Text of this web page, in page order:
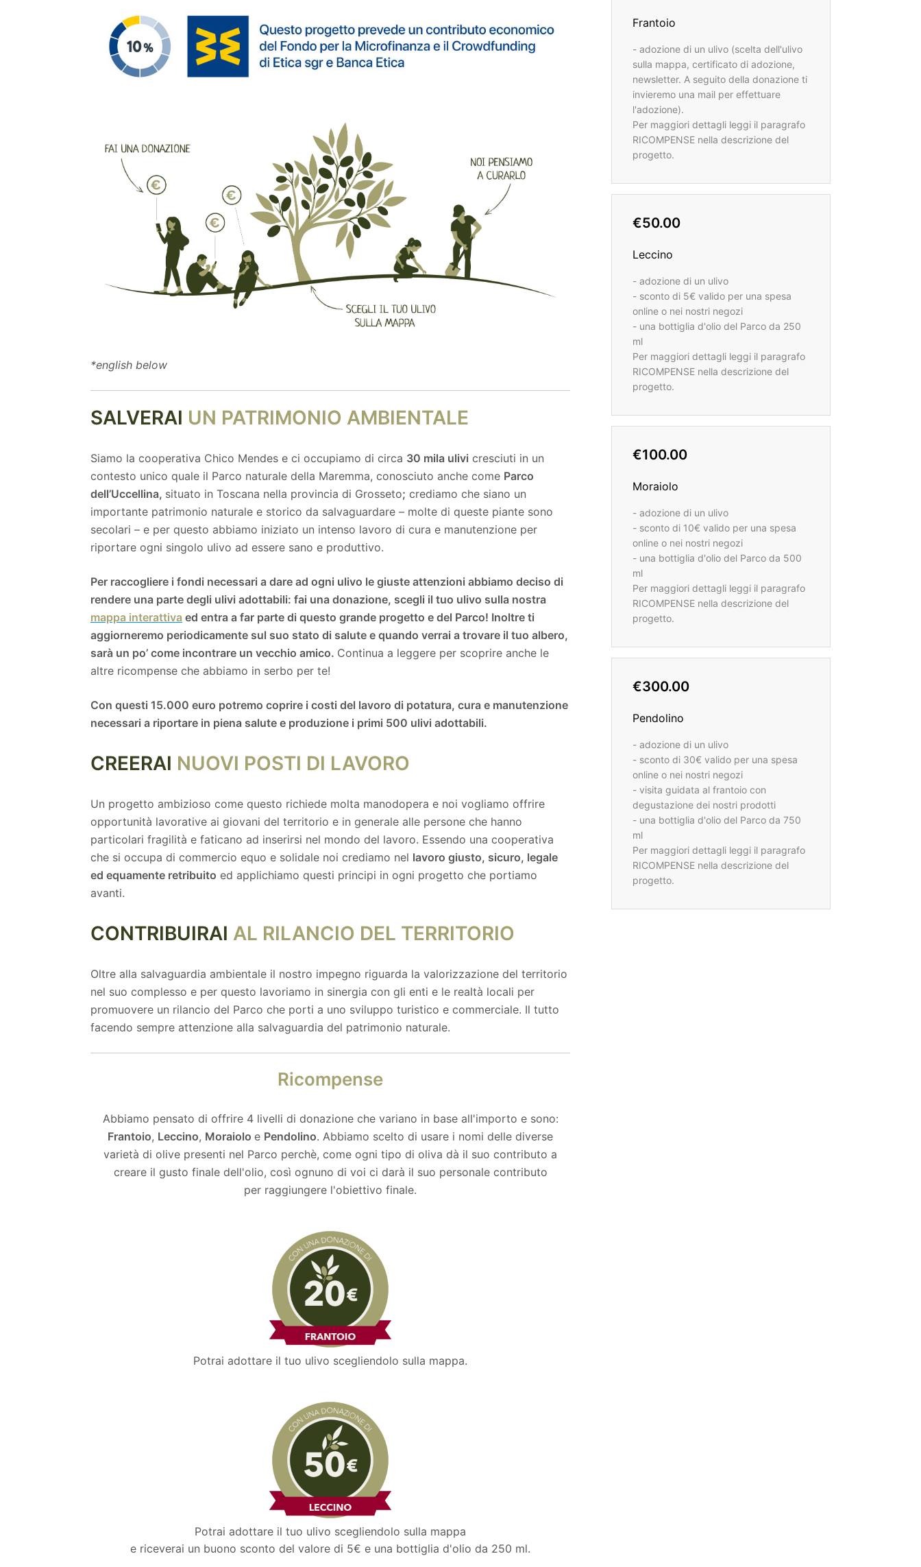
*english below
SALVERAI UN PATRIMONIO AMBIENTALE
Siamo la cooperativa Chico Mendes e ci occupiamo di circa 30 mila ulivi cresciuti in un
contesto unico quale il Parco naturale della Maremma, conosciuto anche come Parco
dell’Uccellina, situato in Toscana nella provincia di Grosseto; crediamo che siano un
importante patrimonio naturale e storico da salvaguardare – molte di queste piante sono
secolari – e per questo abbiamo iniziato un intenso lavoro di cura e manutenzione per
riportare ogni singolo ulivo ad essere sano e produttivo.
Per raccogliere i fondi necessari a dare ad ogni ulivo le giuste attenzioni abbiamo deciso di
rendere una parte degli ulivi adottabili: fai una donazione, scegli il tuo ulivo sulla nostra
mappa interattiva ed entra a far parte di questo grande progetto e del Parco! Inoltre ti
aggiorneremo periodicamente sul suo stato di salute e quando verrai a trovare il tuo albero,
sarà un po’ come incontrare un vecchio amico. Continua a leggere per scoprire anche le
altre ricompense che abbiamo in serbo per te!
Con questi 15.000 euro potremo coprire i costi del lavoro di potatura, cura e manutenzione
necessari a riportare in piena salute e produzione i primi 500 ulivi adottabili.
CREERAI NUOVI POSTI DI LAVORO
Un progetto ambizioso come questo richiede molta manodopera e noi vogliamo offrire
opportunità lavorative ai giovani del territorio e in generale alle persone che hanno
particolari fragilità e faticano ad inserirsi nel mondo del lavoro. Essendo una cooperativa
che si occupa di commercio equo e solidale noi crediamo nel lavoro giusto, sicuro, legale
ed equamente retribuito ed applichiamo questi principi in ogni progetto che portiamo
avanti.
CONTRIBUIRAI AL RILANCIO DEL TERRITORIO
Oltre alla salvaguardia ambientale il nostro impegno riguarda la valorizzazione del territorio
nel suo complesso e per questo lavoriamo in sinergia con gli enti e le realtà locali per
promuovere un rilancio del Parco che porti a uno sviluppo turistico e commerciale. Il tutto
facendo sempre attenzione alla salvaguardia del patrimonio naturale.
Ricompense
Abbiamo pensato di offrire 4 livelli di donazione che variano in base all'importo e sono:
Frantoio, Leccino, Moraiolo e Pendolino. Abbiamo scelto di usare i nomi delle diverse
varietà di olive presenti nel Parco perchè, come ogni tipo di oliva dà il suo contributo a
creare il gusto finale dell'olio, così ognuno di voi ci darà il suo personale contributo
per raggiungere l'obiettivo finale.
Potrai adottare il tuo ulivo scegliendolo sulla mappa.
Potrai adottare il tuo ulivo scegliendolo sulla mappa
e riceverai un buono sconto del valore di 5€ e una bottiglia d'olio da 250 ml.
Frantoio
- adozione di un ulivo (scelta dell'ulivo
sulla mappa, certificato di adozione,
newsletter. A seguito della donazione ti
invieremo una mail per effettuare
l'adozione).
Per maggiori dettagli leggi il paragrafo
RICOMPENSE nella descrizione del
progetto.
€50.00
Leccino
- adozione di un ulivo
- sconto di 5€ valido per una spesa
online o nei nostri negozi
- una bottiglia d'olio del Parco da 250
ml
Per maggiori dettagli leggi il paragrafo
RICOMPENSE nella descrizione del
progetto.
€100.00
Moraiolo
- adozione di un ulivo
- sconto di 10€ valido per una spesa
online o nei nostri negozi
- una bottiglia d'olio del Parco da 500
ml
Per maggiori dettagli leggi il paragrafo
RICOMPENSE nella descrizione del
progetto.
€300.00
Pendolino
- adozione di un ulivo
- sconto di 30€ valido per una spesa
online o nei nostri negozi
- visita guidata al frantoio con
degustazione dei nostri prodotti
- una bottiglia d'olio del Parco da 750
ml
Per maggiori dettagli leggi il paragrafo
RICOMPENSE nella descrizione del
progetto.